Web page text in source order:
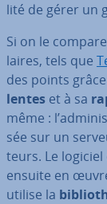
lité de gérer un
Si on le
laires, tels que
des points
lentes et à sa
même :
sée sur un
teurs. Le
ensuite en
utilise la